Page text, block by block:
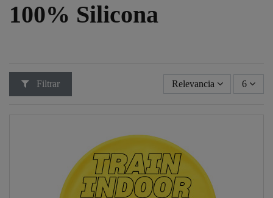
100% Silicona
Filtrar Relevancia 6